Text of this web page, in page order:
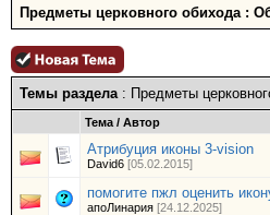
Предметы церковного обихода :
Темы раздела: Предметы
Тема / Автор
Атрибуция иконы 3-vision
David6 [05.02.2015]
помогите пжл оценить
апоЛинария [24.12.2025]